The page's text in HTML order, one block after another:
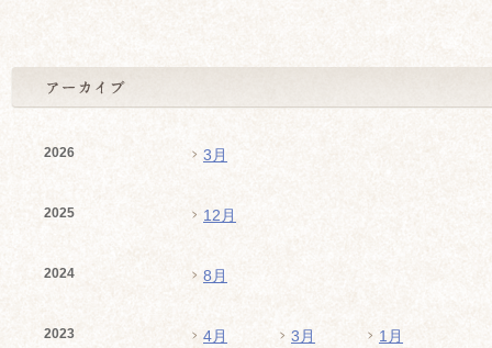
2026 3月
2025 12月
2024 8月
2023 4月 3月 1月